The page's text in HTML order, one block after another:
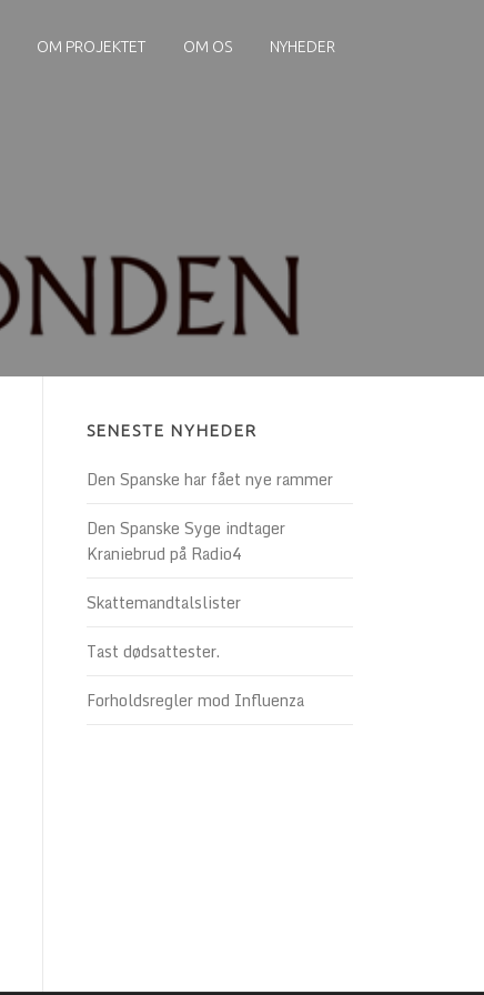
OM PROJEKTET OM OS NYHEDER
SENESTE NYHEDER
Den Spanske har fået nye rammer
Den Spanske Syge indtager
Kraniebrud på Radio4
Skattemandtalslister
Tast dødsattester.
Forholdsregler mod Influenza